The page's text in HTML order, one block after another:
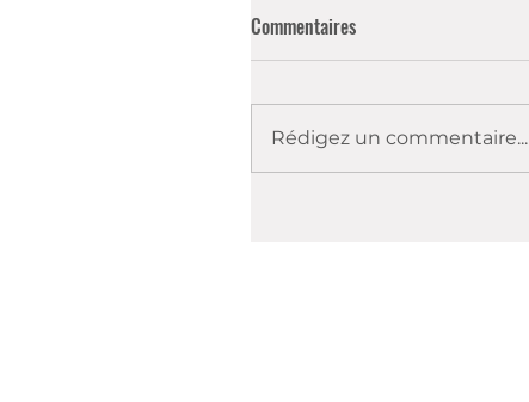
Commentaires
Rédigez un commentaire...